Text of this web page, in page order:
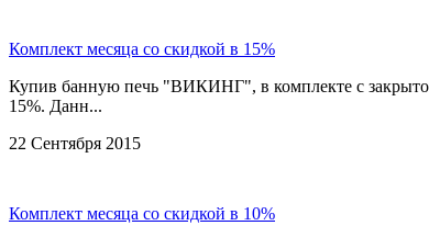
Комплект месяца со скидкой в 15%
Купив банную печь "ВИКИНГ", в комплекте с закрытой
15%. Данн...
22 Сентября 2015
Комплект месяца со скидкой в 10%